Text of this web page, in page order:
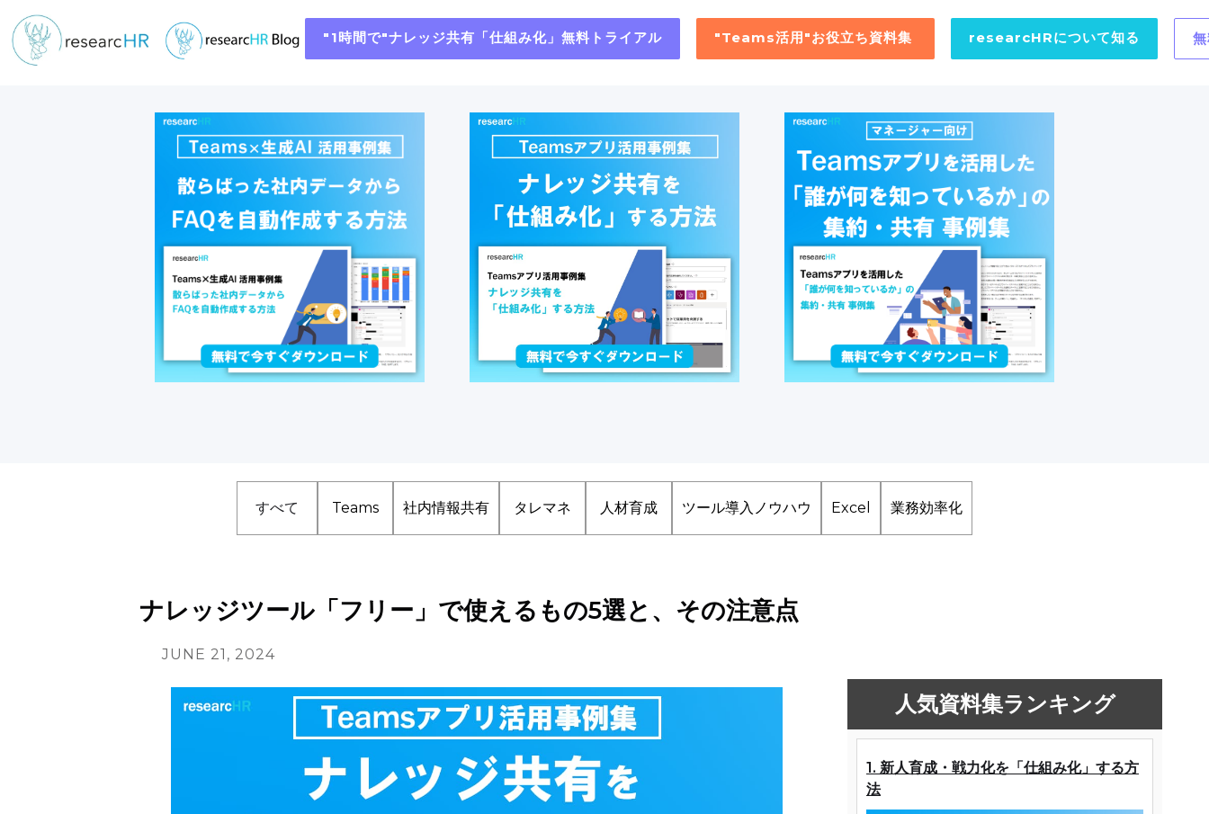
"1時間で"ナレッジ共有「仕組み化」無料トライアル "Teams活用"お役立ち資料集 researcHRについて知る
すべて Teams 社内情報共有 タレマネ 人材育成 ツール導入ノウハウ Excel 業務効率化
ナレッジツール「フリー」で使えるもの5選と、その注意点
JUNE 21, 2024
人気資料集ランキング
1. 新人育成・戦力化を「仕組み化」する方
法